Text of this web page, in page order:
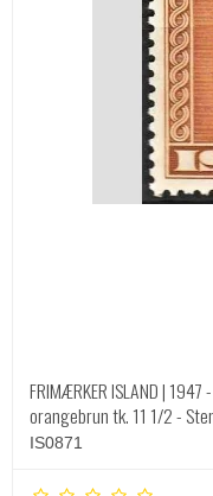
FRIMÆRKER ISLAND |
orangebrun tk. 11 1/2 -
IS0871